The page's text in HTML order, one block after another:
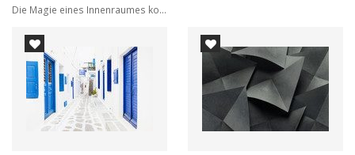
Die Magie eines Innenraumes konzentriert sich v...